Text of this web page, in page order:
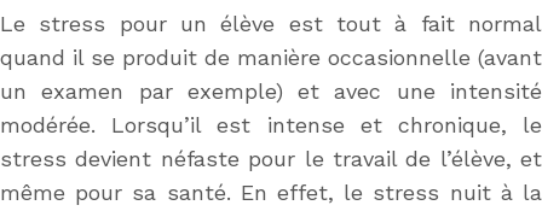
Le stress pour un élève est tout à fait normal
quand il se produit de manière occasionnelle (avant
un examen par exemple) et avec une intensité
modérée. Lorsqu’il est intense et chronique, le
stress devient néfaste pour le travail de l’élève, et
même pour sa santé. En effet, le stress nuit à la